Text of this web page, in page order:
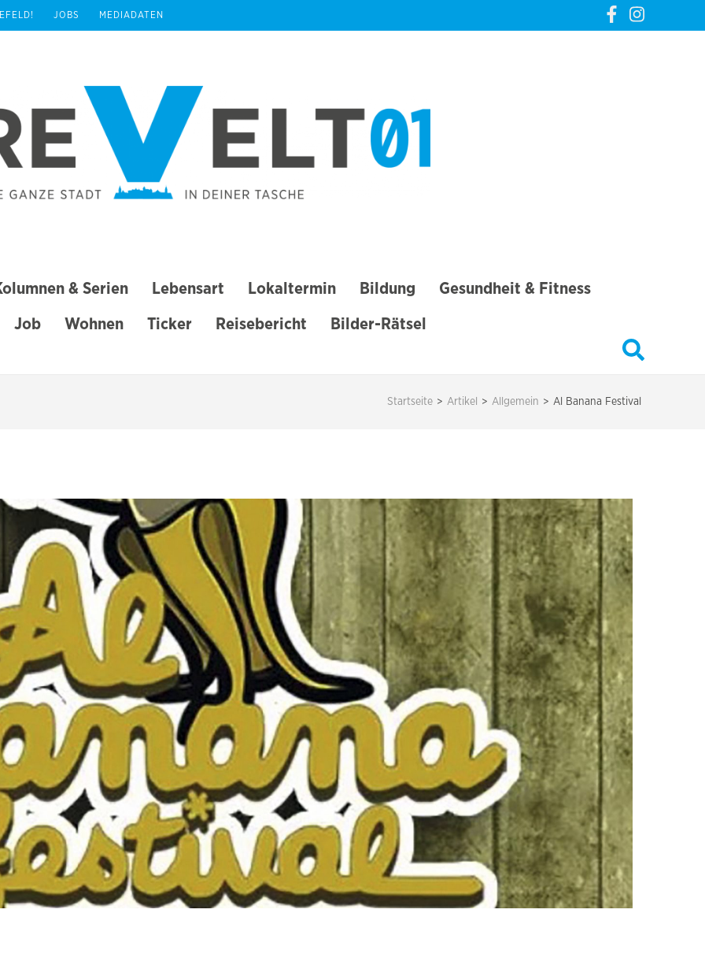
JOBS MEDIADATEN
& Serien Lebensart Lokaltermin Bildung Gesundheit & Fitness
Job Wohnen Ticker Reisebericht Bilder-Rätsel
Startseite > Artikel > Allgemein > Al Banana Festival